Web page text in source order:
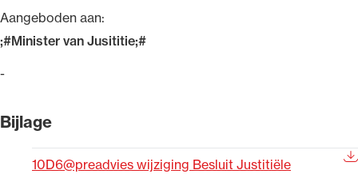
Aangeboden aan:
;#Minister van Jusititie;#
-
Bijlage
10D6@preadvies wijziging Besluit Justitiële
Uitgelicht